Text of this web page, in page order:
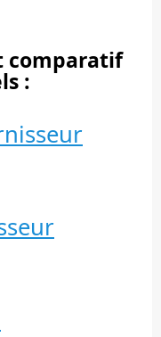
comparatif
: